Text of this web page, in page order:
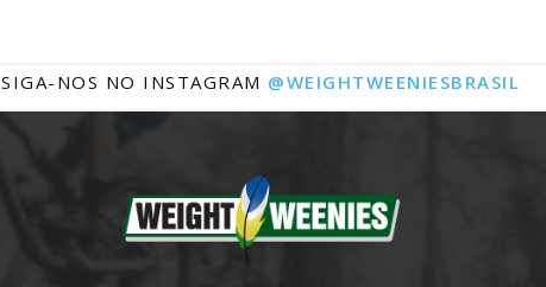
SIGA-NOS NO INSTAGRAM @WEIGHTWEENIESBRASIL